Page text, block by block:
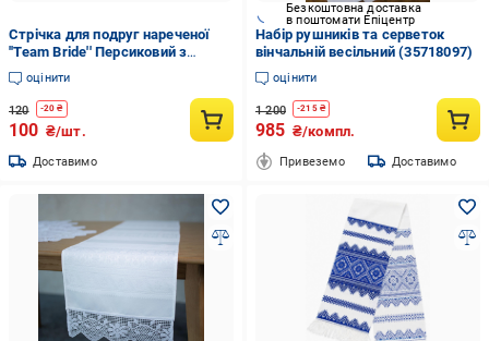
Стрічка для подруг нареченої
''Team Bride'' Персиковий з
рожево-золотим написом (67)
оцінити
120 -20 ₴
100 ₴/шт.
Доставимо
Безкоштовна доставка
в поштомати Епіцентр
Набір рушників та серветок
вінчальній весільний (35718097)
оцінити
1 200 -215₴
985 ₴/компл.
Привеземо Доставимо